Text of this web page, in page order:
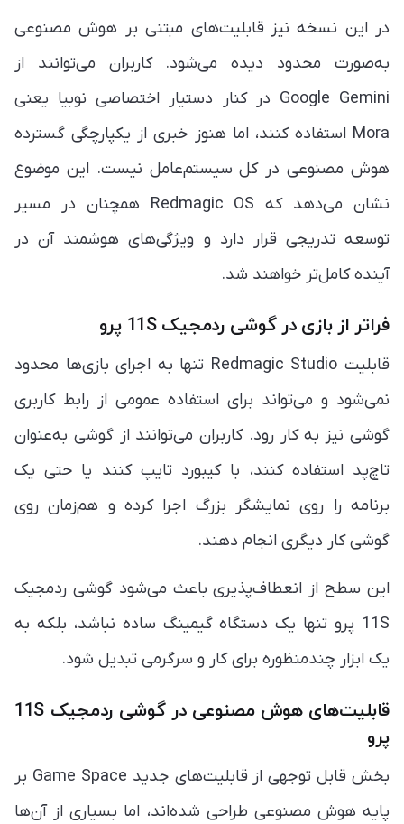
در این نسخه نیز قابلیت‌های مبتنی بر هوش مصنوعی
به‌صورت محدود دیده می‌شود. کاربران می‌توانند از
Google Gemini در کنار دستیار اختصاصی نوبیا یعنی
Mora استفاده کنند، اما هنوز خبری از یکپارچگی گسترده
هوش مصنوعی در کل سیستم‌عامل نیست. این موضوع
نشان می‌دهد که Redmagic OS همچنان در مسیر
توسعه تدریجی قرار دارد و ویژگی‌های هوشمند آن در
آینده کامل‌تر خواهند شد.
فراتر از بازی در گوشی ردمجیک 11S پرو
قابلیت Redmagic Studio تنها به اجرای بازی‌ها محدود
نمی‌شود و می‌تواند برای استفاده عمومی از رابط کاربری
گوشی نیز به کار رود. کاربران می‌توانند از گوشی به‌عنوان
تاچ‌پد استفاده کنند، با کیبورد تایپ کنند یا حتی یک
برنامه را روی نمایشگر بزرگ اجرا کرده و هم‌زمان روی
گوشی کار دیگری انجام دهند.
این سطح از انعطاف‌پذیری باعث می‌شود گوشی ردمجیک
11S پرو تنها یک دستگاه گیمینگ ساده نباشد، بلکه به
یک ابزار چندمنظوره برای کار و سرگرمی تبدیل شود.
قابلیت‌های هوش مصنوعی در گوشی ردمجیک 11S
پرو
بخش قابل توجهی از قابلیت‌های جدید Game Space بر
پایه هوش مصنوعی طراحی شده‌اند، اما بسیاری از آن‌ها